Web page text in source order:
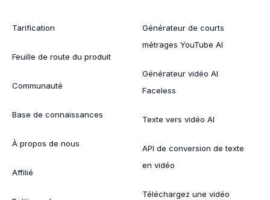
Tarification
Feuille de route du produit
Communauté
Base de connaissances
À propos de nous
Affilié
Générateur de courts
métrages YouTube AI
Générateur vidéo AI
Faceless
Texte vers vidéo AI
API de conversion de texte
en vidéo
Téléchargez une vidéo